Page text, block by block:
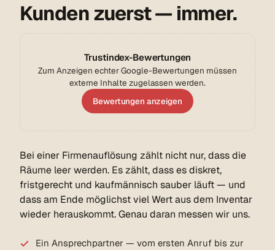
Kunden zuerst — immer.
Trustindex-Bewertungen
Zum Anzeigen echter Google-Bewertungen müssen
externe Inhalte zugelassen werden.
Bewertungen anzeigen
Bei einer Firmenauflösung zählt nicht nur, dass die
Räume leer werden. Es zählt, dass es diskret,
fristgerecht und kaufmännisch sauber läuft — und
dass am Ende möglichst viel Wert aus dem Inventar
wieder herauskommt. Genau daran messen wir uns.
Ein Ansprechpartner — vom ersten Anruf bis zur